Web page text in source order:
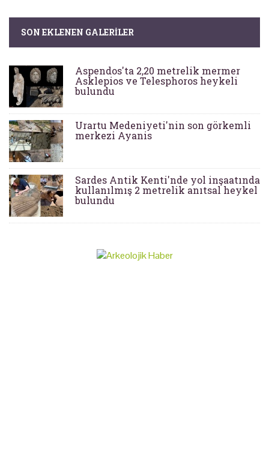
SON EKLENEN GALERILER
Aspendos'ta 2,20 metrelik mermer
Asklepios ve Telesphoros heykeli
bulundu
Urartu Medeniyeti'nin son görkemli
merkezi Ayanis
Sardes Antik Kenti'nde yol inşaatında
kullanılmış 2 metrelik anıtsal heykel
bulundu